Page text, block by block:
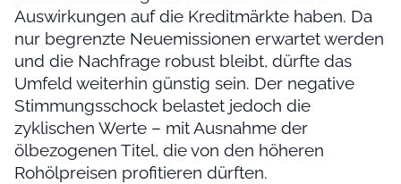
Auswirkungen auf die Kreditmärkte haben. Da
nur begrenzte Neuemissionen erwartet werden
und die Nachfrage robust bleibt, dürfte das
Umfeld weiterhin günstig sein. Der negative
Stimmungsschock belastet jedoch die
zyklischen Werte – mit Ausnahme der
ölbezogenen Titel, die von den höheren
Rohölpreisen profitieren dürften.